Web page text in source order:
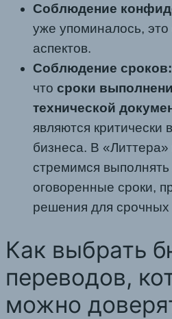
Соблюдение
уже упоминалось,
аспектов.
Соблюдение сроков:
что сроки
технической
являются критически
бизнеса. В
стремимся выполнять
оговоренные сроки,
решения для срочных
Как выбрать
переводов,
можно